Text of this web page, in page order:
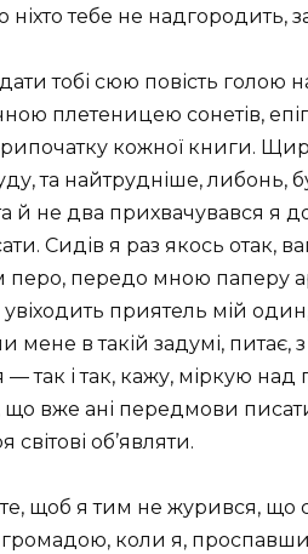
тебе не надгородить,
тобі сюю повість голою
плетеницею сонетів,
кожної книги.
та найтрудніше,
й не два прихвачувався я
Сидів я раз якось отак,
перо, передо мною паперу
приятель мій
мене в такій задумі, питає,
так і так, кажу, міркую над
що вже ані передмови
об’являти.
щоб я тим не журився, що
коли я, проспавши